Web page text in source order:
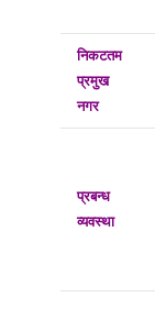
निकटतम
प्रमुख
नगर
प्रबन्ध
व्यवस्था